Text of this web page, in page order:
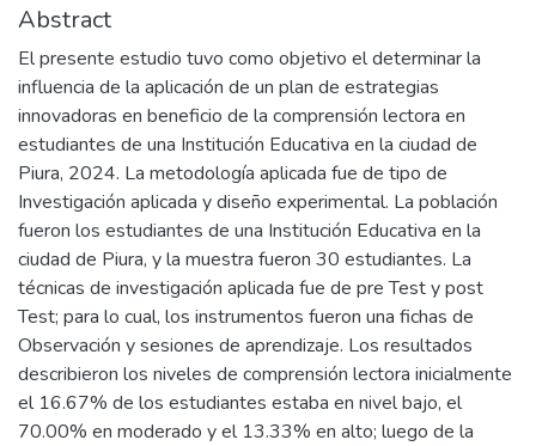
Abstract
El presente estudio tuvo como objetivo el determinar la
influencia de la aplicación de un plan de estrategias
innovadoras en beneficio de la comprensión lectora en
estudiantes de una Institución Educativa en la ciudad de
Piura, 2024. La metodología aplicada fue de tipo de
Investigación aplicada y diseño experimental. La población
fueron los estudiantes de una Institución Educativa en la
ciudad de Piura, y la muestra fueron 30 estudiantes. La
técnicas de investigación aplicada fue de pre Test y post
Test; para lo cual, los instrumentos fueron una fichas de
Observación y sesiones de aprendizaje. Los resultados
describieron los niveles de comprensión lectora inicialmente
el 16.67% de los estudiantes estaba en nivel bajo, el
70.00% en moderado y el 13.33% en alto; luego de la